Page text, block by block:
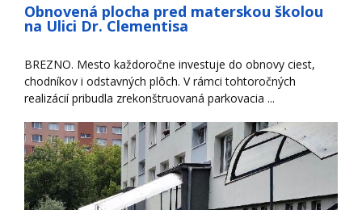
Obnovená plocha pred materskou školou
na Ulici Dr. Clementisa
BREZNO. Mesto každoročne investuje do obnovy ciest,
chodníkov i odstavných plôch. V rámci tohtoročných
realizácií pribudla zrekonštruovaná parkovacia ...